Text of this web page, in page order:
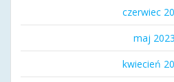
czerwiec
maj 2023
kwiecień